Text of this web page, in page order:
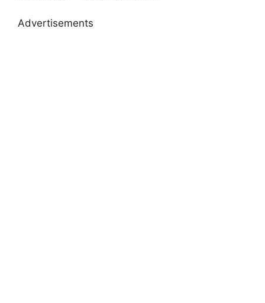
Advertisements